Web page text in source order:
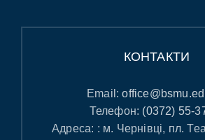
КОНТАКТИ
Email:
Телефон: (0372) 55-
Адреса: : м. Чернівці, пл.